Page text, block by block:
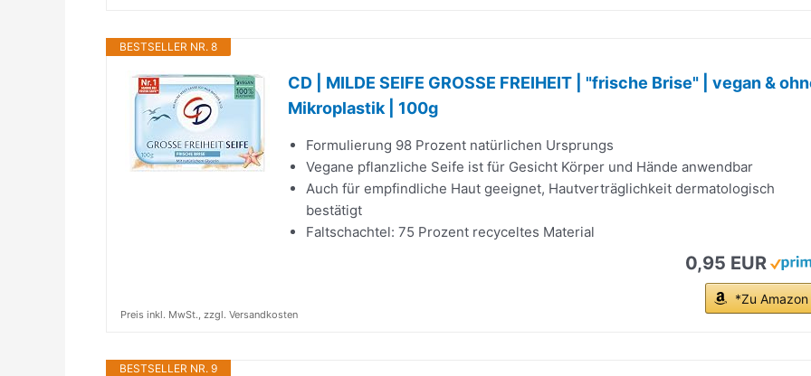
BESTSELLER NR. 8
CD | MILDE SEIFE GROSSE FREIHEIT | "frische Brise" | vegan &
Mikroplastik | 100g
Formulierung 98 Prozent natürlichen Ursprungs
Vegane pflanzliche Seife ist für Gesicht Körper und Hände anwendbar
Auch für empfindliche Haut geeignet, Hautverträglichkeit dermatologisch
bestätigt
Faltschachtel: 75 Prozent recyceltes Material
0,95 EUR
*Zu Amazon
Preis inkl. MwSt., zzgl. Versandkosten
BESTSELLER NR. 9